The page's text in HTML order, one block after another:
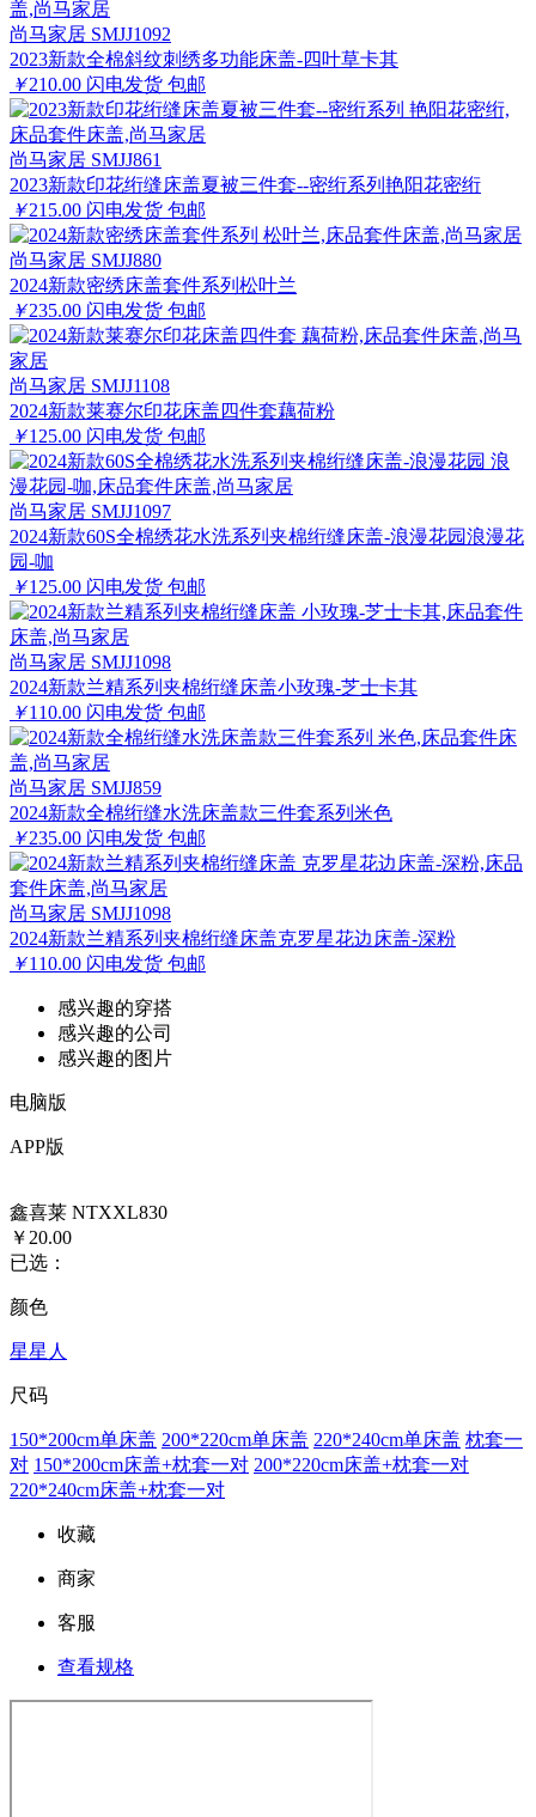
尚马家居 SMJJ1092
2023新款全棉斜纹刺绣多功能床盖-四叶草卡其
￥210.00 闪电发货 包邮
尚马家居 SMJJ861
2023新款印花绗缝床盖夏被三件套--密绗系列艳阳花密绗
￥215.00 闪电发货 包邮
尚马家居 SMJJ880
2024新款密绣床盖套件系列松叶兰
￥235.00 闪电发货 包邮
尚马家居 SMJJ1108
2024新款莱赛尔印花床盖四件套藕荷粉
￥125.00 闪电发货 包邮
尚马家居 SMJJ1097
2024新款60S全棉绣花水洗系列夹棉绗缝床盖-浪漫花园浪漫花
园-咖
￥125.00 闪电发货 包邮
尚马家居 SMJJ1098
2024新款兰精系列夹棉绗缝床盖小玫瑰-芝士卡其
￥110.00 闪电发货 包邮
尚马家居 SMJJ859
2024新款全棉绗缝水洗床盖款三件套系列米色
￥235.00 闪电发货 包邮
尚马家居 SMJJ1098
2024新款兰精系列夹棉绗缝床盖克罗星花边床盖-深粉
￥110.00 闪电发货 包邮
感兴趣的穿搭
感兴趣的公司
感兴趣的图片
电脑版
APP版
鑫喜莱 NTXXL830
￥20.00
已选：
颜色
星星人
尺码
150*200cm单床盖 200*220cm单床盖 220*240cm单床盖 枕套一
对 150*200cm床盖+枕套一对 200*220cm床盖+枕套一对
220*240cm床盖+枕套一对
收藏
商家
客服
查看规格